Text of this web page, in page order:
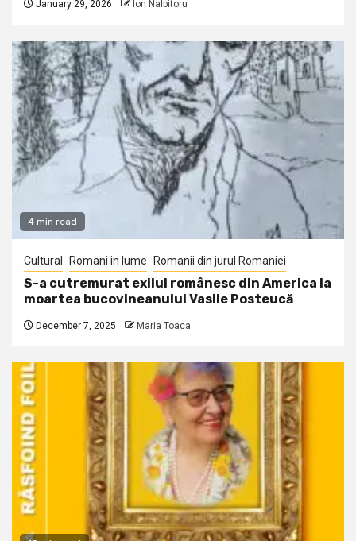
January 29, 2026 Ion Nalbitoru
4 min read
Cultural Romani in lume Romanii din jurul Romaniei
S-a cutremurat exilul românesc din America la
moartea bucovineanului Vasile Posteucă
December 7, 2025 Maria Toaca